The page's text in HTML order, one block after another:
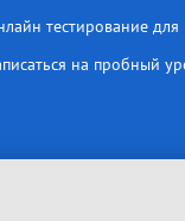
тестирование для
на пробный